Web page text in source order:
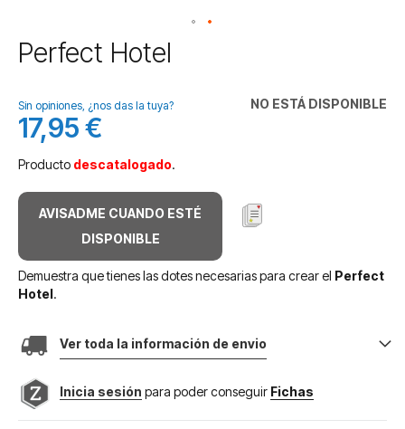
Saltar
al
de
la
galería
imágenes
Perfect Hotel
NO ESTÁ DISPONIBLE
Sin opiniones, ¿nos das la tuya?
17,95 €
Producto descatalogado.
AVISADME CUANDO ESTÉ
DISPONIBLE
Demuestra que tienes las dotes necesarias para crear el Perfect
Hotel.
Ver toda la información de envio
Inicia sesión para poder conseguir Fichas